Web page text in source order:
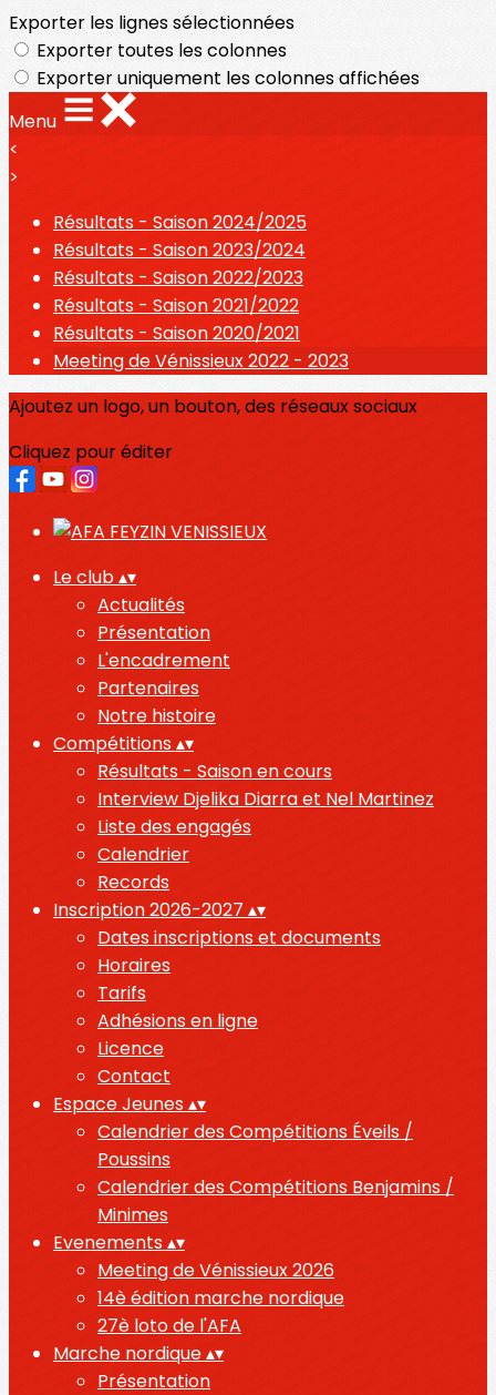
Exporter les lignes sélectionnées
Exporter toutes les colonnes
Exporter uniquement les colonnes affichées
Menu
<
>
Résultats - Saison 2024/2025
Résultats - Saison 2023/2024
Résultats - Saison 2022/2023
Résultats - Saison 2021/2022
Résultats - Saison 2020/2021
Meeting de Vénissieux 2022 - 2023
Ajoutez un logo, un bouton, des réseaux sociaux
Cliquez pour éditer
Le club▴▾
Actualités
Présentation
L'encadrement
Partenaires
Notre histoire
Compétitions▴▾
Résultats - Saison en cours
Interview Djelika Diarra et Nel Martinez
Liste des engagés
Calendrier
Records
Inscription 2026-2027 ▴▾
Dates inscriptions et documents
Horaires
Tarifs
Adhésions en ligne
Licence
Contact
Espace Jeunes▴▾
Calendrier des Compétitions Éveils /
Poussins
Calendrier des Compétitions Benjamins /
Minimes
Evenements▴▾
Meeting de Vénissieux 2026
14è édition marche nordique
27è loto de l'AFA
Marche nordique▴▾
Présentation